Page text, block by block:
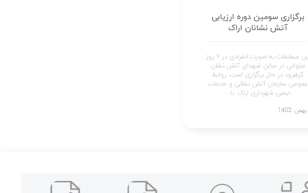
برگزاری سومین دوره ارزیابی
آتش نشانان اراک
این مسابقات به صورت انفرادی در ۶ روز
متوالی در سالن شهدای آتش نشان
کرهرود در حال برگزاری است. روابط
عمومی سازمان آتش نشانی و خدمات
ایمنی شهرداری اراک با...